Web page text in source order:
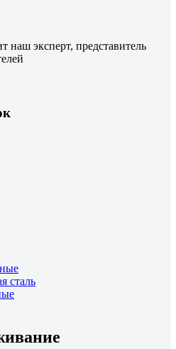
наш эксперт, представитель
сталь